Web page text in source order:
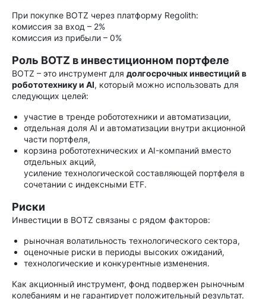
При покупке BOTZ через платформу Regolith:
комиссия за вход – 2%
комиссия из прибыли – 0%
Роль BOTZ в инвестиционном портфеле
BOTZ – это инструмент для долгосрочных инвестиций в
робототехнику и AI, который можно использовать для
следующих целей:
участие в тренде робототехники и автоматизации,
отдельная доля AI и автоматизации внутри акционной
части портфеля,
корзина робототехнических и AI-компаний вместо
отдельных акций,
усиление технологической составляющей портфеля в
сочетании с индексными ETF.
Риски
Инвестиции в BOTZ связаны с рядом факторов:
рыночная волатильность технологического сектора,
оценочные риски в периоды высоких ожиданий,
технологические и конкурентные изменения.
Как акционный инструмент, фонд подвержен рыночным
колебаниям и не гарантирует положительный результат.